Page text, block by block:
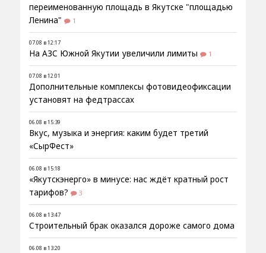
переименованную площадь в Якутске "площадью
Ленина"
1
07.08 в 12:17
На АЗС Южной Якутии увеличили лимиты 1
07.08 в 12:01
Дополнительные комплексы фотовидеофиксации
установят на федтрассах
06.08 в 15:39
Вкус, музыка и энергия: каким будет третий
«СырФест»
06.08 в 15:18
«Якутскэнерго» в минусе: нас ждёт кратный рост
тарифов?
3
06.08 в 13:47
Строительный брак оказался дороже самого дома
06.08 в 13:20